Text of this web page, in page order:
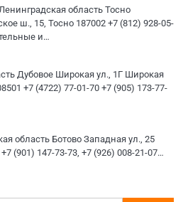
область Тосно
ш., 15, Тосно 187002 +7 (812) 928-05-
и…
Дубовое Широкая ул., 1Г Широкая
+7 (4722) 77-01-70 +7 (905) 173-77-
область Ботово Западная ул., 25
(901) 147-73-73, +7 (926) 008-21-07…